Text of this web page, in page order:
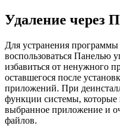
Удаление через
Для устранения
воспользоваться Панелью
избавиться от ненужного
оставшегося после
приложений. При
функции системы, которые
выбранное приложение и
файлов.